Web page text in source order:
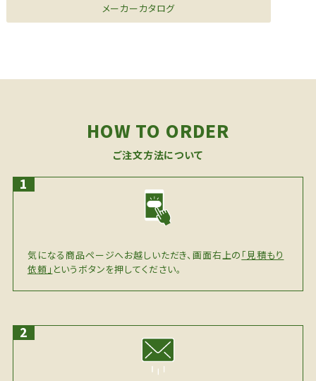
メーカーカタログ
HOW TO ORDER
ご注文方法について
気になる商品ページへお越しいただき、画面右上の 「見積もり
依頼」 というボタンを押してください。